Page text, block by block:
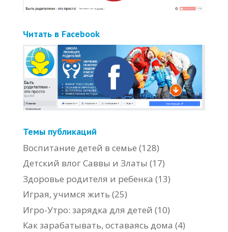
Читать в Facebook
Темы публикаций
Воспитание детей в семье (128)
Детский влог Саввы и Златы (17)
Здоровье родителя и ребенка (13)
Играя, учимся жить (25)
Игро-Утро: зарядка для детей (10)
Как зарабатывать, оставаясь дома (4)